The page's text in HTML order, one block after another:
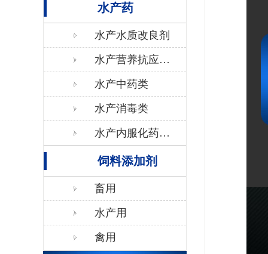
水产药
水产水质改良剂
水产营养抗应激
类
水产中药类
水产消毒类
水产内服化药抗
生素类
饲料添加剂
畜用
水产用
禽用